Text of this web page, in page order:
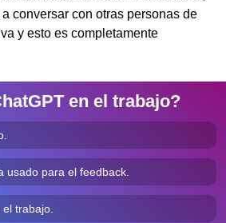
conversar con otras personas de
y esto es completamente
en el trabajo?
usado para el feedback.
trabajo.